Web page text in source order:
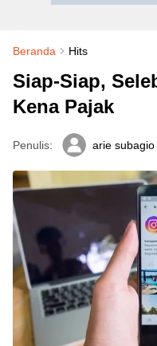
Beranda Hits
Siap-Siap,
Kena Pajak
Penulis: arie subagio